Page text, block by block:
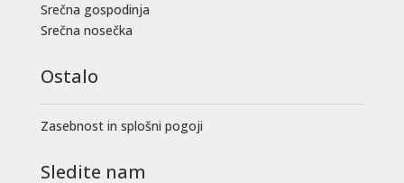
Srečna gospodinja
Srečna nosečka
Ostalo
Zasebnost in splošni pogoji
Sledite nam